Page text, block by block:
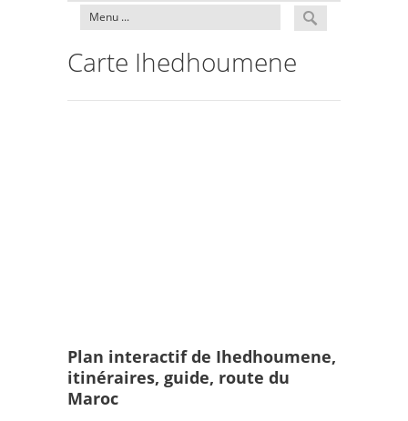
Carte Ihedhoumene
Plan interactif de Ihedhoumene,
itinéraires, guide, route du
Maroc